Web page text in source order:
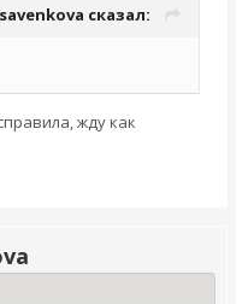
сказал:
жду как